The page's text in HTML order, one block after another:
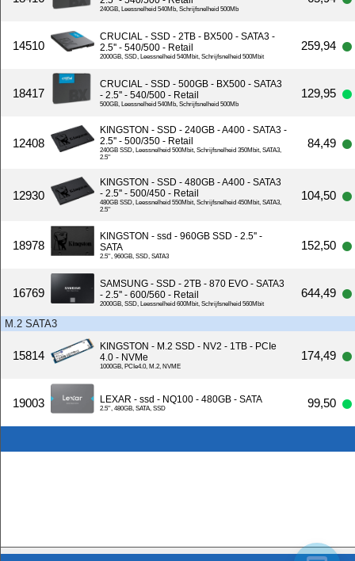
240GB, Leessnelheid 540Mb, Schrijfsnelheid 500Mb
14510
CRUCIAL - SSD - 2TB - BX500 - SATA3 -
2.5'' - 540/500 - Retail
2000GB, SSD, Leessnelheid 540Mbit, Schrijfsnelheid 500Mbit
259,94
18417
CRUCIAL - SSD - 500GB - BX500 - SATA3
- 2.5'' - 540/500 - Retail
500GB, Leessnelheid 540Mb, Schrijfsnelheid 500Mb
129,95
12408
KINGSTON - SSD - 240GB - A400 - SATA3 -
2.5'' - 500/350 - Retail
240GB SSD, Leessnelheid 500Mbit, Schrijfsnelheid 350Mbit, SATA3,
2.5''
84,49
12930
KINGSTON - SSD - 480GB - A400 - SATA3
- 2.5'' - 500/450 - Retail
480GB SSD, Leessnelheid 550Mbit, Schrijfsnelheid 450Mbit, SATA3,
2.5''
104,50
18978
KINGSTON - ssd - 960GB SSD - 2.5'' -
SATA
2.5'', 960GB, SSD, SATA3
152,50
16769
SAMSUNG - SSD - 2TB - 870 EVO - SATA3
- 2.5'' - 600/560 - Retail
2000GB, SSD, Leessnelheid 600Mbit, Schrijfsnelheid 560Mbit
644,49
M.2 SATA3
15814
KINGSTON - M.2 SSD - NV2 - 1TB - PCIe
4.0 - NVMe
1000GB, PCIe4.0, M.2, NVME
174,49
19003 LEXAR - ssd - NQ100 - 480GB - SATA
2.5'', 480GB, SATA, SSD 99,50